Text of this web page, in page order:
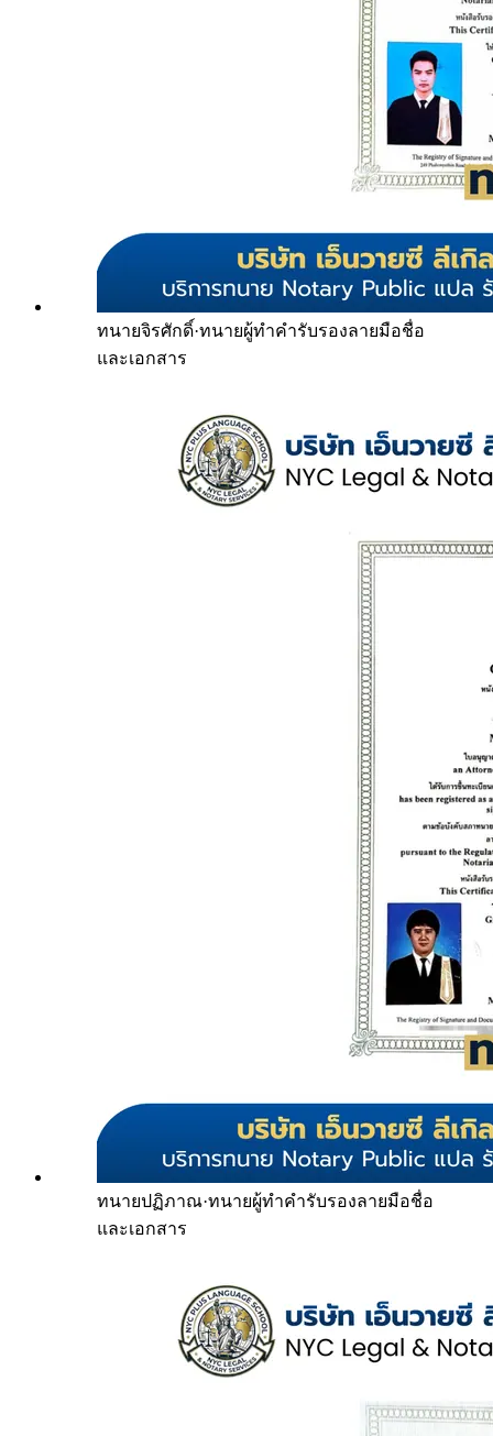
ทนายจิรศักดิ์·ทนายผู้ทำคำรับรองลายมือชื่อ
และเอกสาร
ทนายปฏิภาณ·ทนายผู้ทำคำรับรองลายมือชื่อ
และเอกสาร